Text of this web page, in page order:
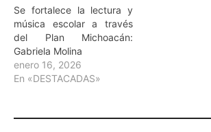
Se fortalece la lectura y
música escolar a través
del Plan Michoacán:
Gabriela Molina
enero 16, 2026
En «DESTACADAS»